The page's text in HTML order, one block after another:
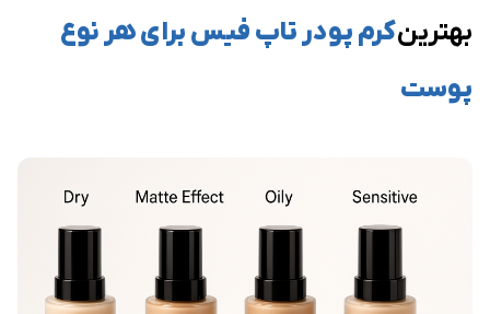
بهترینکرم پودر تاپ فیس برای هر نوع
پوست